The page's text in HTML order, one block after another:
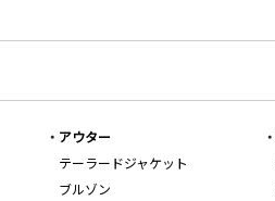
アウター
テーラードジャケット
ブルゾン